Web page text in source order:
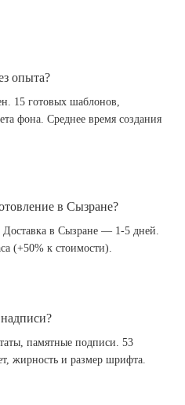
опыта?
15 готовых шаблонов,
фона. Среднее время создания
в Сызране?
в Сызране — 1-5 дней.
(+50% к стоимости).
памятные подписи. 53
жирность и размер шрифта.